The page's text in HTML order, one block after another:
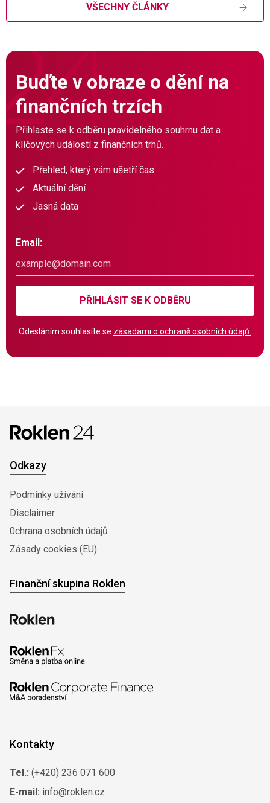
VŠECHNY ČLÁNKY
Buďte v obraze o dění na
finančních trzích
Přihlaste se k odběru pravidelného souhrnu dat a
klíčových událostí z finančních trhů.
Přehled, který vám ušetří čas
Aktuální dění
Jasná data
Email:
PŘIHLÁSIT SE K ODBĚRU
Odesláním souhlasíte se zásadami o ochraně osobních údajů.
Odkazy
Podmínky užívání
Disclaimer
0chrana osobních údajů
Zásady cookies (EU)
Finanční skupina Roklen
Kontakty
Tel.: (+420) 236 071 600
E-mail: info@roklen.cz